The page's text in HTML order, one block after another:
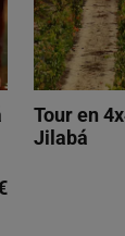
Tour en
Jilabá